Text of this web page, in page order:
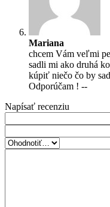
Mariana
chcem Vám veľmi
sadli mi ako druhá
kúpiť niečo čo by
Odporúčam ! --
Napísať recenziu